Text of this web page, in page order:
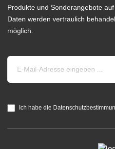
Produkte und Sonderangebote
Daten werden vertraulich
möglich.
Ich habe die